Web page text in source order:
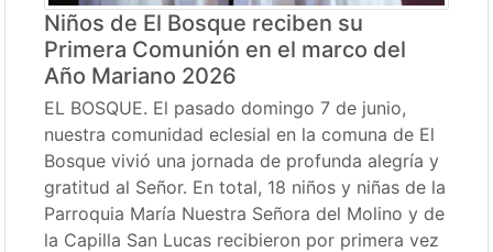
Niños de El Bosque reciben su
Primera Comunión en el marco del
Año Mariano 2026
EL BOSQUE. El pasado domingo 7 de junio,
nuestra comunidad eclesial en la comuna de El
Bosque vivió una jornada de profunda alegría y
gratitud al Señor. En total, 18 niños y niñas de la
Parroquia María Nuestra Señora del Molino y de
la Capilla San Lucas recibieron por primera vez